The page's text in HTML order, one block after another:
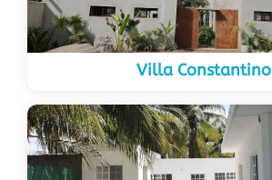
Villa Constantino